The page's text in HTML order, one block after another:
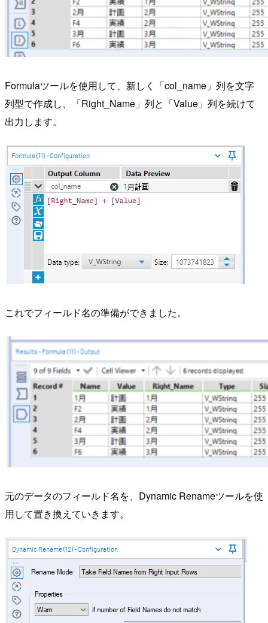
Formulaツールを使用して、新しく「col_name」列を文字
列型で作成し、「Right_Name」列と「Value」列を続けて
出力します。
これでフィールド名の準備ができました。
元のデータのフィールド名を、Dynamic Renameツールを使
用して置き換えていきます。